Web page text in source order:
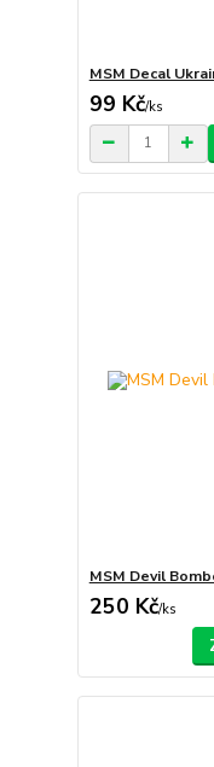
MSM Decal
99 Kč/ks
MSM Devil
250 Kč/ks